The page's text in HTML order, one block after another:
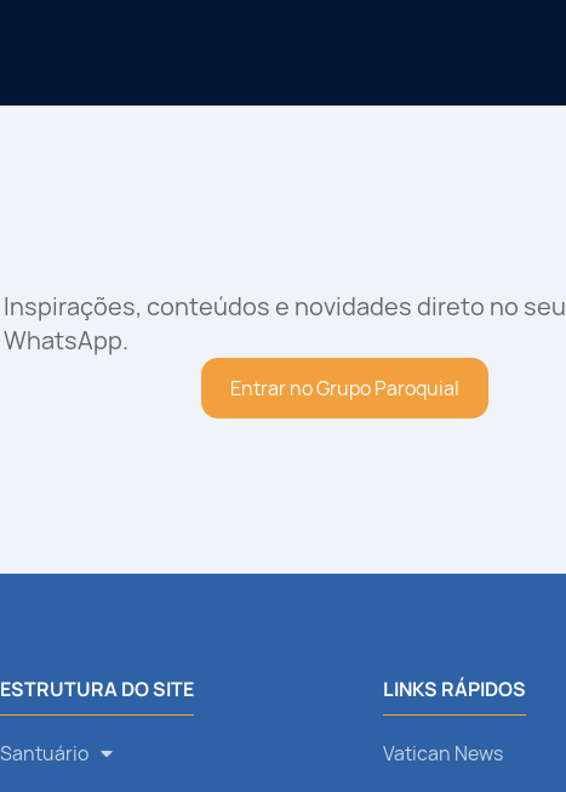
Inspirações, conteúdos e novidades direto no seu
WhatsApp.
Entrar no Grupo Paroquial
ESTRUTURA DO SITE
Santuário
LINKS RÁPIDOS
Vatican News